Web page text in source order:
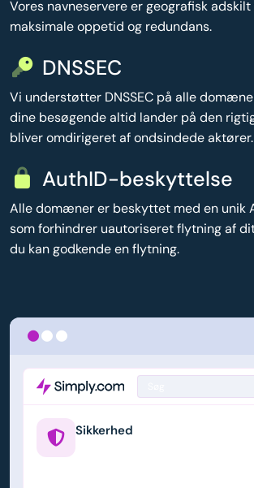
Vores navneservere er geografisk
maksimale oppetid og redundans.
DNSSEC
Vi understøtter DNSSEC på alle
dine besøgende altid lander på den
bliver omdirigeret af ondsindede aktører.
AuthID-beskyttelse
Alle domæner er beskyttet med en unik
som forhindrer uautoriseret flytning af
du kan godkende en flytning.
Sikkerhed